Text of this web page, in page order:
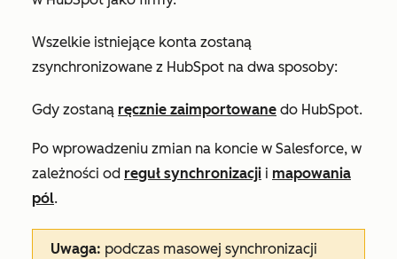
Wszelkie istniejące konta zostaną
zsynchronizowane z HubSpot na dwa sposoby:
Gdy zostaną ręcznie zaimportowane do HubSpot.
Po wprowadzeniu zmian na koncie w Salesforce, w
zależności od reguł synchronizacji i mapowania
pól.
Uwaga: podczas masowej synchronizacji